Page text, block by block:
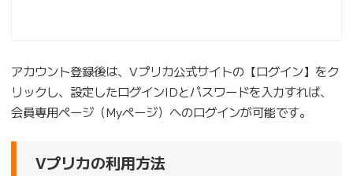
アカウント登録後は、Vプリカ公式サイトの【ログイン】をク
リックし、設定したログインIDとパスワードを入力すれば、
会員専用ページ（Myページ）へのログインが可能です。
Vプリカの利用方法